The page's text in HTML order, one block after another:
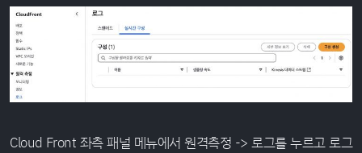
Cloud Front 좌측 패널 메뉴에서 원격측정 -> 로그를 누르고 로그